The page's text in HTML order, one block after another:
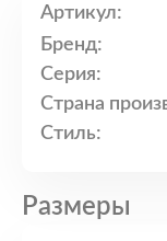
Артикул:
Бренд:
Серия:
Страна
Стиль:
Размеры